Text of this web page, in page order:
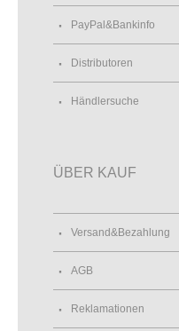
PayPal&Bankinfo
Distributoren
Händlersuche
ÜBER KAUF
Versand&Bezahlung
AGB
Reklamationen